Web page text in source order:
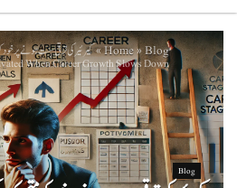
Home»Blog
»
When Career Growth Slows Down)
Blog